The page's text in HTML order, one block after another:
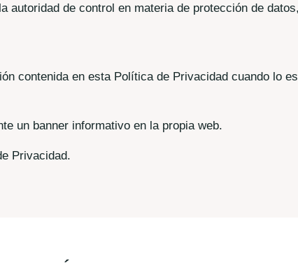
autoridad de control en materia de protección de
contenida en esta Política de Privacidad cuando lo
un banner informativo en la propia web.
Privacidad.